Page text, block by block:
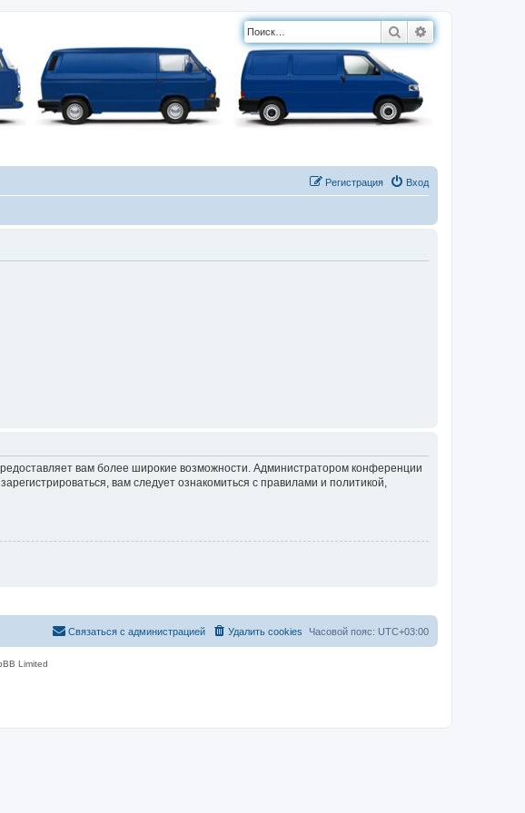
Поиск
Вход
Регистрация
вам более широкие возможности. Администратором конференции
вам следует ознакомиться с правилами и политикой,
Часовой пояс: UTC+03:00
Удалить cookies
Связаться с администрацией
Limited